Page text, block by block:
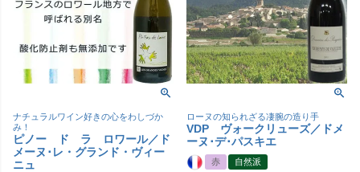
ナチュラルワイン好きの心をわしづか
み！
ピノー ド ラ ロワール／ド
メーヌ･レ・グランド・ヴィー
ニュ
ローヌの知られざる凄腕の造り手
VDP ヴォークリューズ／ドメ
ーヌ･デ･パスキエ
赤
自然派